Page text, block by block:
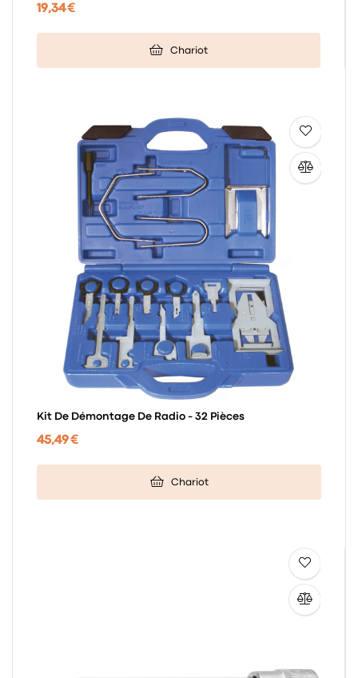
19,34 €
Chariot
Kit De Démontage De Radio - 32 Pièces
45,49 €
Chariot